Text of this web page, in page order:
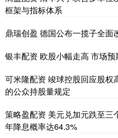
框架与指标体系
鼎瑞创盈 德国公布一揽子全面
银丰配资 欧股小幅走高 市场
可米隆配资 竣球控股回应股
的公众持股量规定
策略盈配资 美元兑加元跌至
年降息概率达64.3%